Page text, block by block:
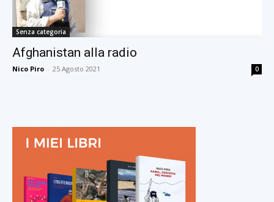
Senza categoria
Afghanistan alla radio
Nico Piro - 25 Agosto 2021 0